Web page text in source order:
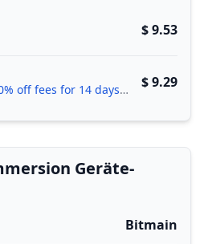
$ 9.53
Join EMCD, get 20% off fees for 14 days!
$ 9.29
Geräte-
Bitmain